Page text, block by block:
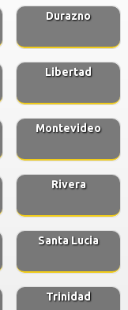
Durazno
Libertad
Montevideo
Rivera
Santa Lucia
Trinidad